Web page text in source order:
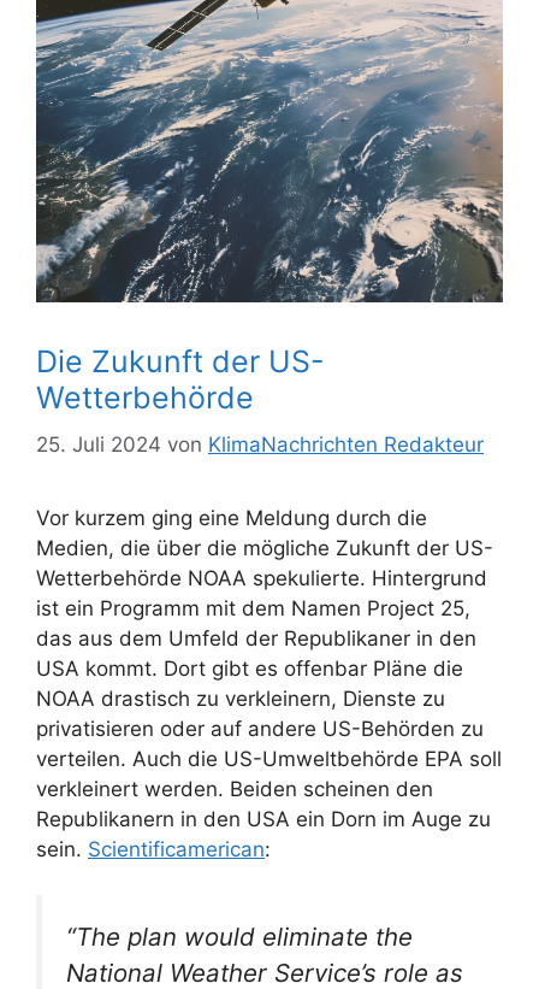
Die Zukunft der US-
Wetterbehörde
25. Juli 2024 von KlimaNachrichten Redakteur
Vor kurzem ging eine Meldung durch die
Medien, die über die mögliche Zukunft der US-
Wetterbehörde NOAA spekulierte. Hintergrund
ist ein Programm mit dem Namen Project 25,
das aus dem Umfeld der Republikaner in den
USA kommt. Dort gibt es offenbar Pläne die
NOAA drastisch zu verkleinern, Dienste zu
privatisieren oder auf andere US-Behörden zu
verteilen. Auch die US-Umweltbehörde EPA soll
verkleinert werden. Beiden scheinen den
Republikanern in den USA ein Dorn im Auge zu
sein. Scientificamerican:
“The plan would eliminate the
National Weather Service’s role as